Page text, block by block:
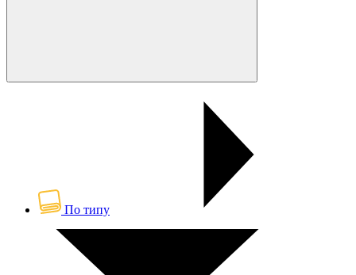
По типу